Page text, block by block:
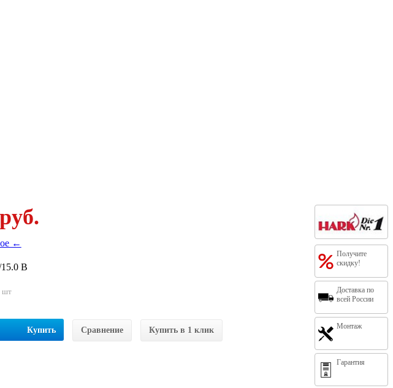
Получите
скидку!
Доставка по
всей России
Монтаж
Гарантия
←
B
шт
Купить Сравнение Купить в 1 клик